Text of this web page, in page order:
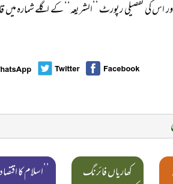
کی تفصیلی رپورٹ ’’الشریعہ‘‘ کے اگلے شمارہ میں
کھاریاں فائرنگ
’’اسلام کا